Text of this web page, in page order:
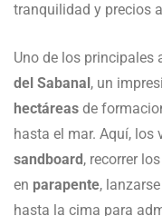
tranquilidad y precios
Uno de los principales
del Sabanal , un
hectáreas de
hasta el mar. Aquí,
sandboard , recorrer
en parapente,
hasta la cima para